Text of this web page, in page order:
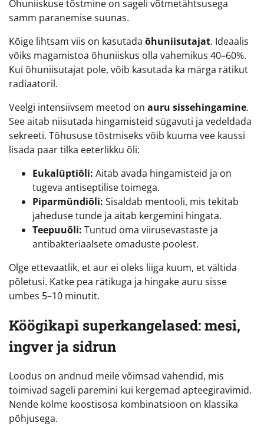
Õhuniiskuse tõstmine on sageli võtmetähtsusega
samm paranemise suunas.
Kõige lihtsam viis on kasutada õhuniisutajat. Ideaalis
võiks magamistoa õhuniiskus olla vahemikus 40–60%.
Kui õhuniisutajat pole, võib kasutada ka märga rätikut
radiaatoril.
Veelgi intensiivsem meetod on auru sissehingamine.
See aitab niisutada hingamisteid sügavuti ja vedeldada
sekreeti. Tõhususe tõstmiseks võib kuuma vee kaussi
lisada paar tilka eeterlikku õli:
Eukalüptiõli: Aitab avada hingamisteid ja on
tugeva antiseptilise toimega.
Piparmündiõli: Sisaldab mentooli, mis tekitab
jaheduse tunde ja aitab kergemini hingata.
Teepuuõli: Tuntud oma viirusevastaste ja
antibakteriaalsete omaduste poolest.
Olge ettevaatlik, et aur ei oleks liiga kuum, et vältida
põletusi. Katke pea rätikuga ja hingake auru sisse
umbes 5–10 minutit.
Köögikapi superkangelased: mesi,
ingver ja sidrun
Loodus on andnud meile võimsad vahendid, mis
toimivad sageli paremini kui kergemad apteegiravimid.
Nende kolme koostisosa kombinatsioon on klassika
põhjusega.